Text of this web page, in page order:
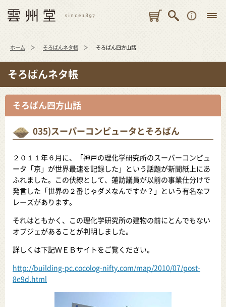
ホーム そろばんネタ帳 そろばん四方山話
そろばんネタ帳
そろばん四方山話
035)スーパーコンピュータとそろばん
２０１１年６月に、「神戸の理化学研究所のスーパーコンピュ
ータ「京」が世界最速を記録した」という話題が新聞紙上にあ
ふれました。この伏線として、蓮訪議員が以前の事業仕分けで
発言した「世界の２番じゃダメなんですか？」という有名なフ
レーズがあります。
それはともかく、この理化学研究所の建物の前にとんでもない
オブジェがあることが判明しました。
詳しくは下記ＷＥＢサイトをご覧ください。
http://building-pc.cocolog-nifty.com/map/2010/07/post-
8e9d.html